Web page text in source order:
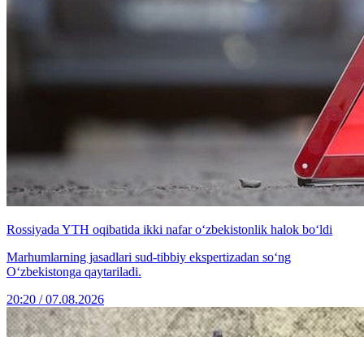
Rossiyada YTH oqibatida ikki nafar o‘zbekistonlik halok bo‘ldi
Marhumlarning jasadlari sud-tibbiy ekspertizadan so‘ng
O‘zbekistonga qaytariladi.
20:20 / 07.08.2026